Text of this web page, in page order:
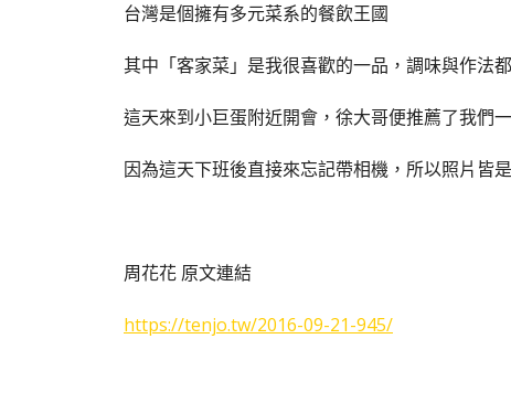
台灣是個擁有多元菜系的餐飲王國
其中「客家菜」是我很喜歡的一品，調味與作法
這天來到小巨蛋附近開會，徐大哥便推薦了我們
因為這天下班後直接來忘記帶相機，所以照片皆
周花花 原文連結
https://tenjo.tw/2016-09-21-945/